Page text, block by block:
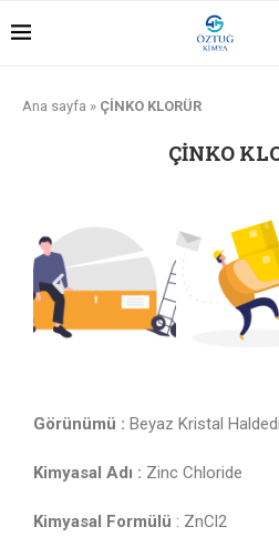
Ana sayfa » ÇİNKO KLORÜR
ÇİNKO
Görünümü : Beyaz Kristal
Kimyasal Adı : Zinc Chloride
Kimyasal Formülü : ZnCl2